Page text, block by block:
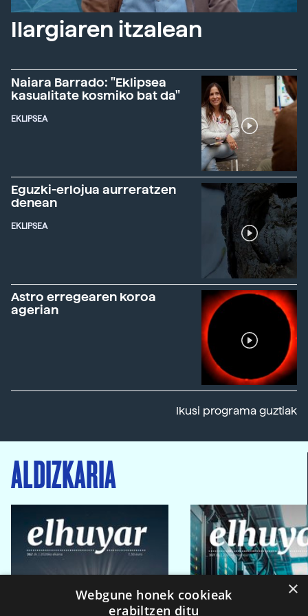
Ilargiaren itzalean
Naiara Barrado: "Eklipsea
kasualitate kosmiko bat da"
EKLIPSEA
Eguzki-erlojua aurreratzen
denean
EKLIPSEA
Astro erregearen koroa
agerian
Ikusi programa guztiak
ALDIZKARIA
×
Webgune honek cookieak
erabiltzen ditu